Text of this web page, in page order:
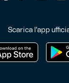
Scarica l'app